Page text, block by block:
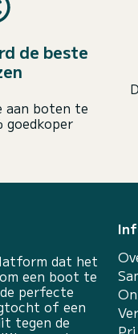
de beste
aan boten te
dat het
een boot te
perfecte
of een
tegen de